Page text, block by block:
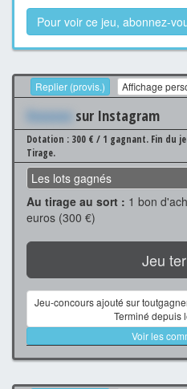
Pour voir ce jeu, abonnez-
Replier (provis.) Affichage
Xxxxxxx sur Instagram
Dotation : 300 € / 1 gagnant. Fin du
Tirage.
Les lots gagnés
Au tirage au sort : 1 bon
euros (300 €)
Jeu
Jeu-concours ajouté sur
Terminé depuis
Voir les